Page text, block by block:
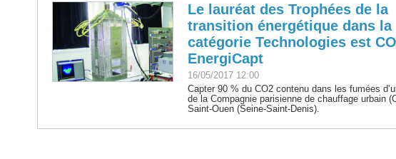
Le lauréat des Trophées de la
transition énergétique dans la
catégorie Technologies est
EnergiCapt
16/05/2017 12:00
Capter 90 % du CO2 contenu dans les fumées
de la Compagnie parisienne de chauffage urbain
Saint-Ouen (Seine-Saint-Denis).